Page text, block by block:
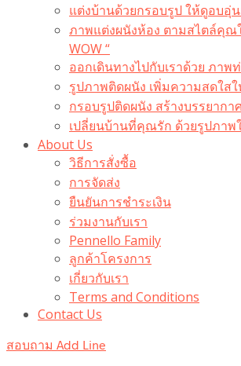
แต่งบ้านด้วยกรอบรูป ให้ดูอบอุ่
ภาพแต่งผนังห้อง ตามสไตล์คุณ
WOW “
ออกเดินทางไปกับเราด้วย ภาพ
รูปภาพติดผนัง เพิ่มความสดใ
กรอบรูปติดผนัง สร้างบรรยาก
เปลี่ยนบ้านที่คุณรัก ด้วยรูปภา
About Us
วิธีการสั่งซื้อ
การจัดส่ง
ยืนยันการชำระเงิน
ร่วมงานกับเรา
Pennello Family
ลูกค้าโครงการ
เกี่ยวกับเรา
Terms and Conditions
Contact Us
สอบถาม Add Line